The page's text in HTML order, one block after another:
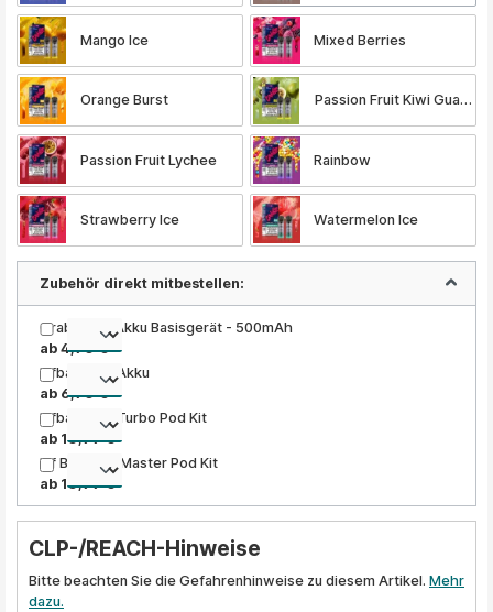
Mango Ice Mixed Berries
Orange Burst Passion Fruit Kiwi Guava
Passion Fruit Lychee Rainbow
Strawberry Ice Watermelon Ice
Zubehör direkt mitbestellen:
Grabit Nex Akku Basisgerät - 500mAh
ab 4,90 €
Elfbar ELFA Akku
ab 6,90 €
Elfbar ELFA Turbo Pod Kit
ab 10,99 €
Elf Bar ELFA Master Pod Kit
ab 10,99 €
CLP-/REACH-Hinweise
Bitte beachten Sie die Gefahrenhinweise zu diesem Artikel. Mehr
dazu.